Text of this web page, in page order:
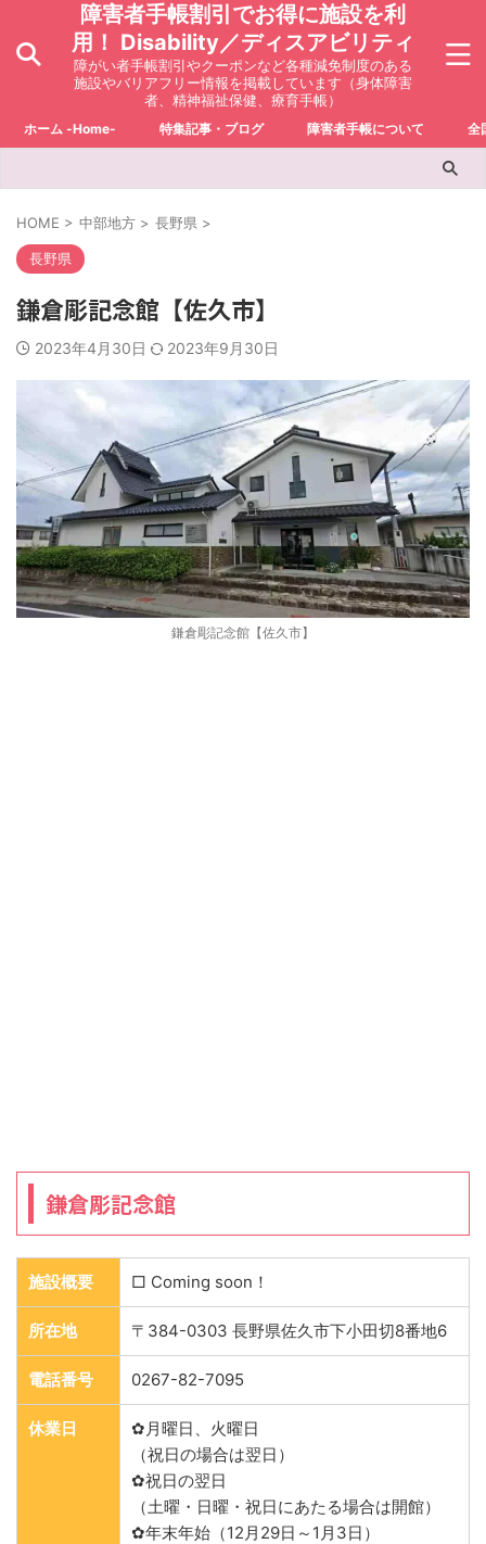
障害者手帳割引でお得に施設を利
用！ Disability／ディスアビリティ
障がい者手帳割引やクーポンなど各種減免制度のある
施設やバリアフリー情報を掲載しています（身体障害
者、精神福祉保健、療育手帳）
ホーム -Home- 特集記事・ブログ 障害者手帳について 全
HOME > 中部地方 > 長野県 >
長野県
鎌倉彫記念館【佐久市】
2023年4月30日 2023年9月30日
鎌倉彫記念館【佐久市】
鎌倉彫記念館
施設概要 □ Coming soon！
所在地 〒384-0303 長野県佐久市下小田切8番地6
電話番号 0267-82-7095
休業日
✿月曜日、火曜日
（祝日の場合は翌日）
✿祝日の翌日
（土曜・日曜・祝日にあたる場合は開館）
✿年末年始（12月29日～1月3日）